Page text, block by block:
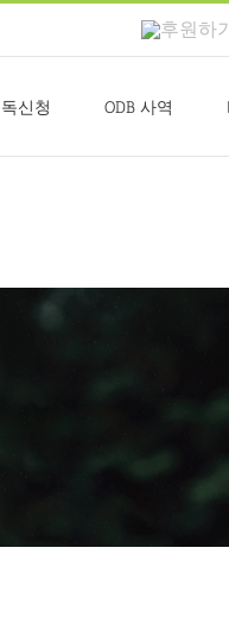
후
신청 ODB 사역